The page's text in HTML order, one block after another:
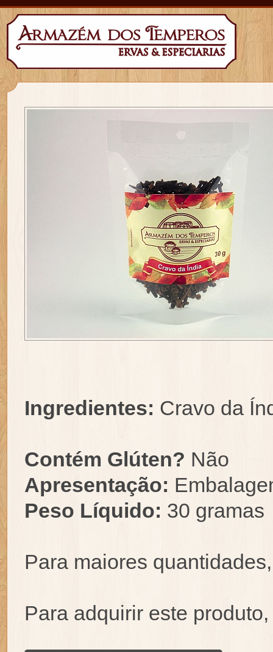
Ingredientes: Cravo da
Contém Glúten? Não
Apresentação:
Peso Líquido: 30 gramas
Para maiores
Para adquirir este